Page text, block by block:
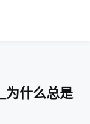
为什么总是